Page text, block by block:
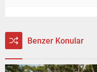
Benzer Konular